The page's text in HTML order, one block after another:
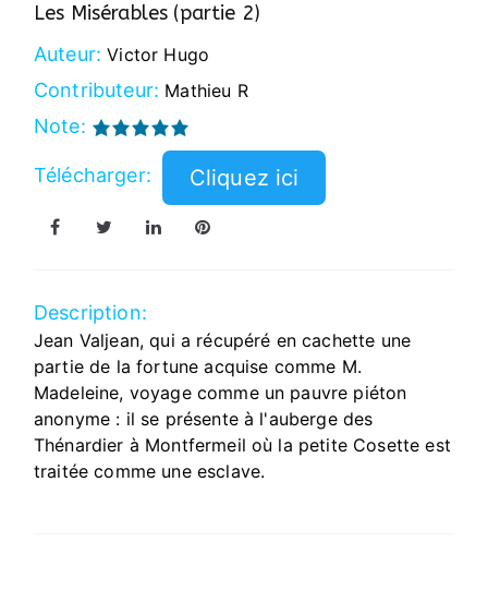
Les Misérables (partie 2)
Auteur:Victor Hugo
Contributeur: Mathieu R
Note:
Télécharger:
Description:
Jean Valjean, qui a récupéré en cachette une
partie de la fortune acquise comme M.
Madeleine, voyage comme un pauvre piéton
anonyme : il se présente à l'auberge des
Thénardier à Montfermeil où la petite Cosette est
traitée comme une esclave.